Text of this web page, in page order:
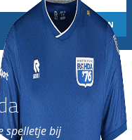
spelletje bij